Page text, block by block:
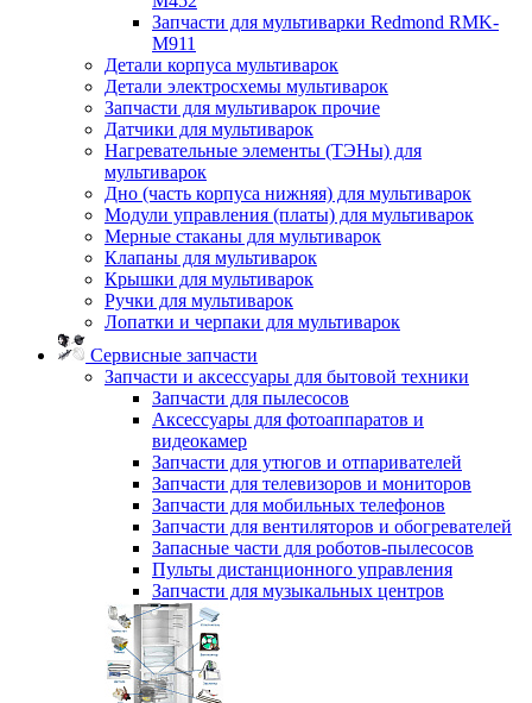
Запчасти для мультиварки Redmond RMK-
M911
Детали корпуса мультиварок
Детали электросхемы мультиварок
Запчасти для мультиварок прочие
Датчики для мультиварок
Нагревательные элементы (ТЭНы) для
мультиварок
Дно (часть корпуса нижняя) для мультиварок
Модули управления (платы) для мультиварок
Мерные стаканы для мультиварок
Клапаны для мультиварок
Крышки для мультиварок
Ручки для мультиварок
Лопатки и черпаки для мультиварок
Сервисные запчасти
Запчасти и аксессуары для бытовой техники
Запчасти для пылесосов
Аксессуары для фотоаппаратов и
видеокамер
Запчасти для утюгов и отпаривателей
Запчасти для телевизоров и мониторов
Запчасти для мобильных телефонов
Запчасти для вентиляторов и обогревателей
Запасные части для роботов-пылесосов
Пульты дистанционного управления
Запчасти для музыкальных центров